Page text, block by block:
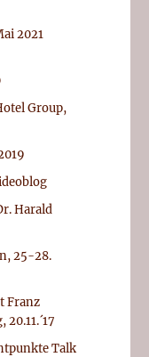
2021
Group,
Harald
25-28.
Franz
Talk